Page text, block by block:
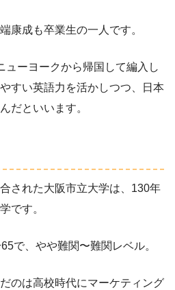
康成も卒業生の一人です。
ューヨークから帰国して編入し
すい英語力を活かしつつ、日本
だといいます。
された大阪市立大学は、130年
です。
で、やや難関〜難関レベル。
のは高校時代にマーケティング